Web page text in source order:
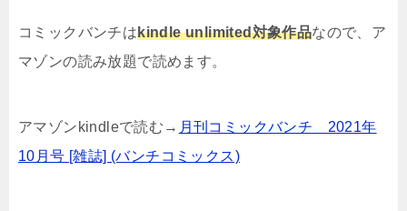
コミックバンチはkindle unlimited対象作品なので、ア
マゾンの読み放題で読めます。
アマゾンkindleで読む→ 月刊コミックバンチ 2021年
10月号 [雑誌] (バンチコミックス)